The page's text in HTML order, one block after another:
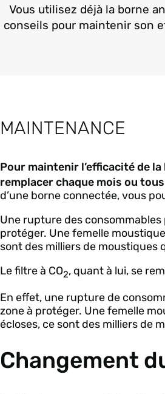
Vous utilisez déjà la borne
conseils pour maintenir son
MAINTENANCE
Pour maintenir l’efficacité de
remplacer chaque mois ou
d’une borne connectée, vous
Une rupture des
protéger. Une femelle
sont des milliers de moustiques
Le filtre à CO2, quant à lui, se
En effet, une rupture de
zone à protéger. Une femelle
écloses, ce sont des milliers de
Changement